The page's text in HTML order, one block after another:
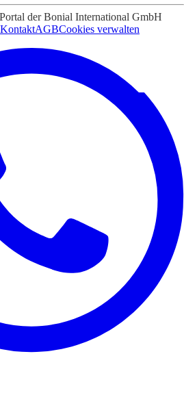
der Bonial International GmbH
KontaktAGBCookies verwalten